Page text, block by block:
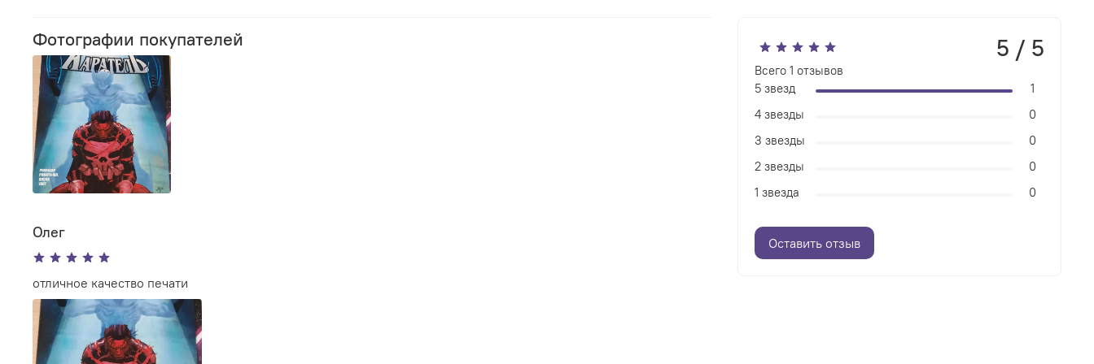
Фотографии покупателей
Олег
отличное качество печати
5 / 5
Всего1 отзывов
5 звезд
1
4 звезды
0
3 звезды
0
2 звезды
0
1 звезда
0
Оставить отзыв